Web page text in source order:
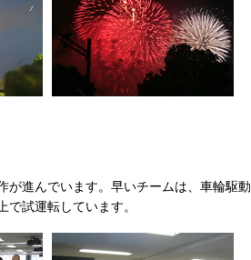
が進んでいます。早いチームは、車輪駆動
試運転しています。